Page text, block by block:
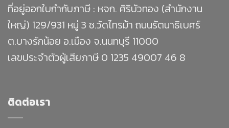
ที่อยู่ออกใบกำกับภาษี : หจก. ศิริบัวทอง (สำนักงาน
ใหญ่) 129/931 หมู่ 3 ซ.วัดไทรม้า ถนนรัตนาธิเบศร์
ต.บางรักน้อย อ.เมือง จ.นนทบุรี 11000
เลขประจำตัวผู้เสียภาษี 0 1235 49007 46 8
ติดต่อเรา